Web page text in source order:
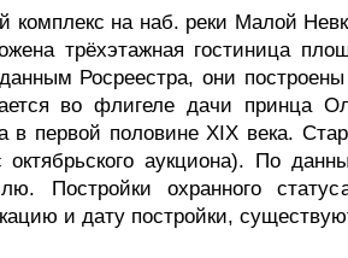
комплекс на наб. реки Малой
трёхэтажная гостиница
Росреестра, они
во флигеле дачи принца
в первой половине XIX века.
октябрьского аукциона). По
Постройки охранного
и дату постройки,